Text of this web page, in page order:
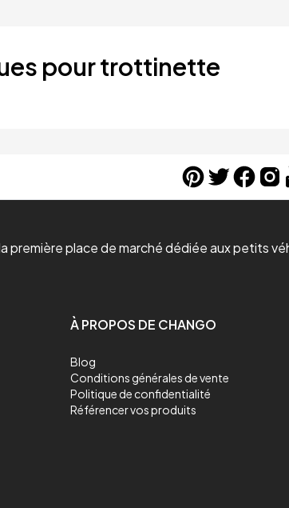
pour trottinette
première place de marché dédiée aux petits
À PROPOS DE CHANGO
Blog
Conditions générales de vente
Politique de confidentialité
Référencer vos produits